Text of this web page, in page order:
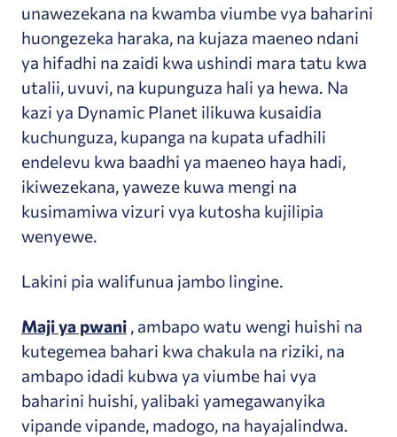
unawezekana na kwamba viumbe vya baharini
huongezeka haraka, na kujaza maeneo ndani
ya hifadhi na zaidi kwa ushindi mara tatu kwa
utalii, uvuvi, na kupunguza hali ya hewa. Na
kazi ya Dynamic Planet ilikuwa kusaidia
kuchunguza, kupanga na kupata ufadhili
endelevu kwa baadhi ya maeneo haya hadi,
ikiwezekana, yaweze kuwa mengi na
kusimamiwa vizuri vya kutosha kujilipia
wenyewe.
Lakini pia walifunua jambo lingine.
Maji ya pwani , ambapo watu wengi huishi na
kutegemea bahari kwa chakula na riziki, na
ambapo idadi kubwa ya viumbe hai vya
baharini huishi, yalibaki yamegawanyika
vipande vipande, madogo, na hayajalindwa.